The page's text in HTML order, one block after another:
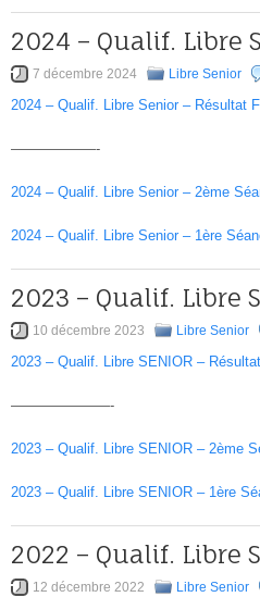
2024 – Qualif. Libre
7 décembre 2024 Libre Senior
2024 – Qualif. Libre Senior – Résultat
——————-
2024 – Qualif. Libre Senior – 2ème
2024 – Qualif. Libre Senior – 1ère
2023 – Qualif. Libre
10 décembre 2023 Libre Senior
2023 – Qualif. Libre SENIOR –
———————-
2023 – Qualif. Libre SENIOR – 2ème
2023 – Qualif. Libre SENIOR – 1ère
2022 – Qualif. Libre
12 décembre 2022 Libre Senior